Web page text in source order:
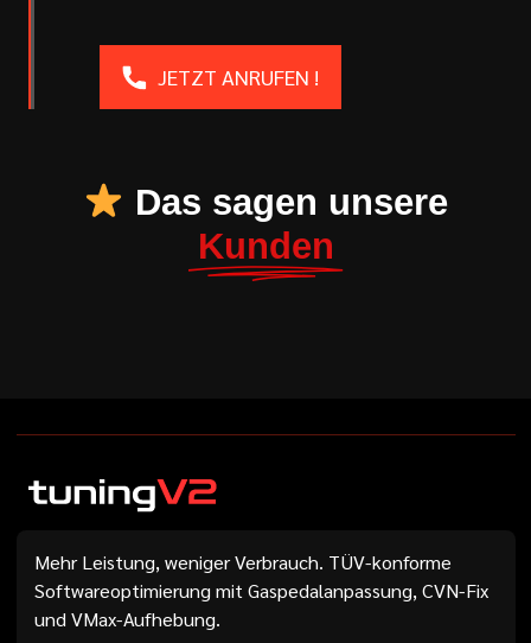
JETZT ANRUFEN !
Das sagen unsere
Kunden
Mehr Leistung, weniger Verbrauch. TÜV-konforme
Softwareoptimierung mit Gaspedalanpassung, CVN-Fix
und VMax-Aufhebung.